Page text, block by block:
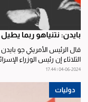
بايدن: نتنياهو ربما
قال الرئيس الأمريكي جو
الثلاثاء إن رئيس الوزراء
04-06-2024 | 17:44
دوليات